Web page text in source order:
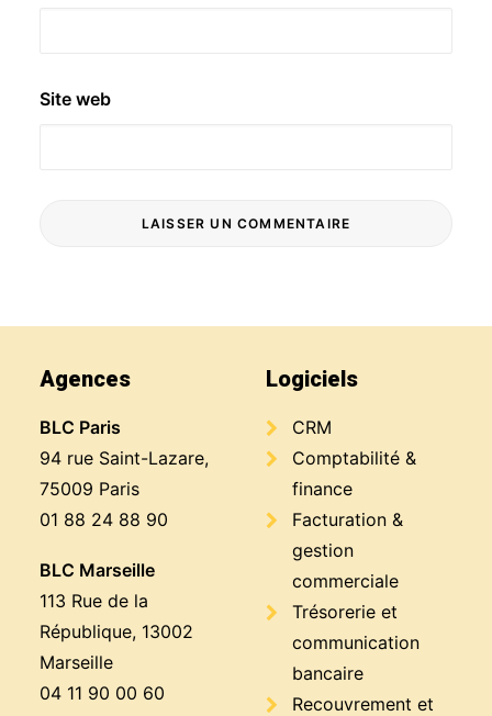
Site web
Agences
BLC Paris
94 rue Saint-Lazare,
75009 Paris
01 88 24 88 90
BLC Marseille
113 Rue de la
République, 13002
Marseille
04 11 90 00 60
Logiciels
CRM
Comptabilité &
finance
Facturation &
gestion
commerciale
Trésorerie et
communication
bancaire
Recouvrement et